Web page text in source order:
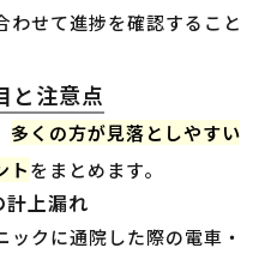
わせて進捗を確認すること
と注意点
多くの方が見落としやすい
トをまとめます。
上漏れ
クに通院した際の電車・